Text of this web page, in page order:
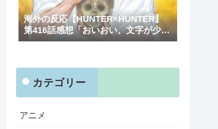
海外の反応【HUNTER×HUNTER】
第416話感想「おいおい、文字が少な
くてスッキリ読めるぞ！！」
カテゴリー
アニメ